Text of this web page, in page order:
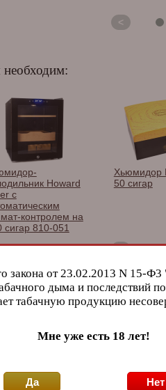
<
необходим:
Howard
c
контролем на
сигар 810-051
Хьюмидор
50 сигар
<
закона от 23.02.2013 N 15-
дыма и последствий
табачную продукцию
Мне уже есть 18 лет!
Да Нет